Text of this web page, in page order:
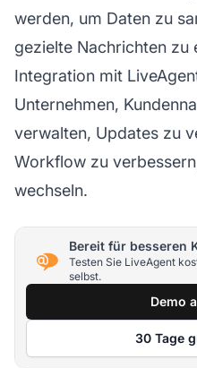
werden, um Daten zu
gezielte Nachrichten zu
Integration mit
Unternehmen,
verwalten, Updates zu
Workflow zu
wechseln.
Bereit für besseren
Testen Sie LiveAgent
selbst.
Demo
30 Tage